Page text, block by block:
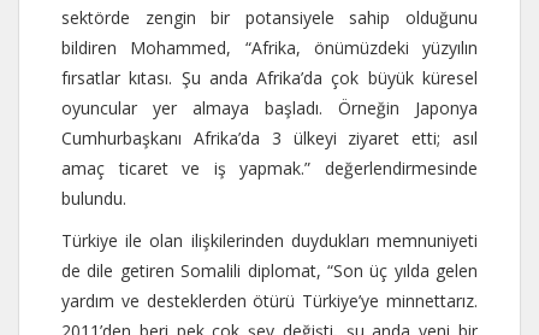
sektörde zengin bir potansiyele sahip olduğunu
bildiren Mohammed, “Afrika, önümüzdeki yüzyılın
fırsatlar kıtası. Şu anda Afrika’da çok büyük küresel
oyuncular yer almaya başladı. Örneğin Japonya
Cumhurbaşkanı Afrika’da 3 ülkeyi ziyaret etti; asıl
amaç ticaret ve iş yapmak.” değerlendirmesinde
bulundu.
Türkiye ile olan ilişkilerinden duydukları memnuniyeti
de dile getiren Somalili diplomat, “Son üç yılda gelen
yardım ve desteklerden ötürü Türkiye’ye minnettarız.